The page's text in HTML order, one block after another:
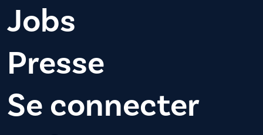
Jobs
Presse
Se connecter